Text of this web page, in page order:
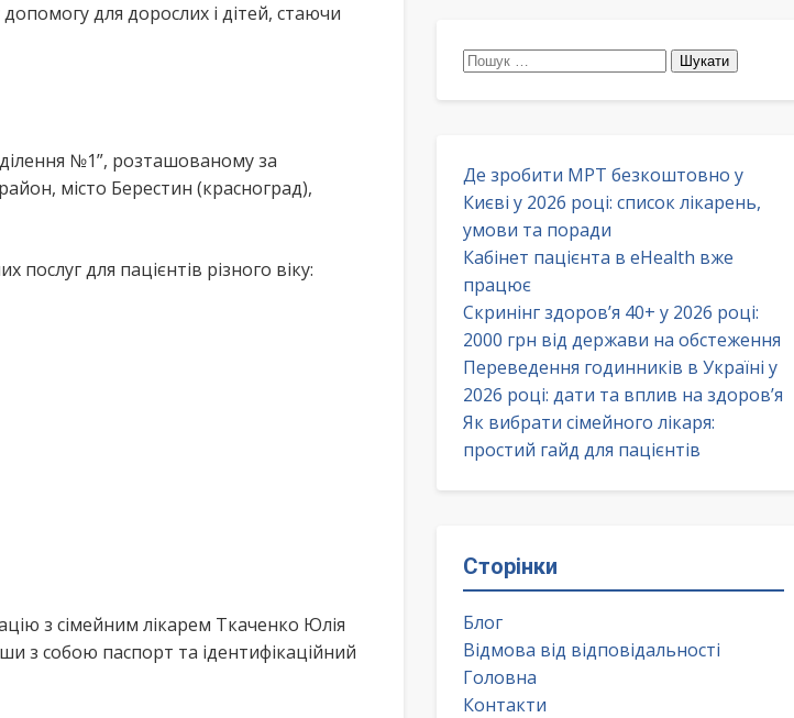
для дорослих і дітей, стаючи
№1”, розташованому за
місто Берестин (красноград),
для пацієнтів різного віку:
з сімейним лікарем Ткаченко Юлія
з собою паспорт та ідентифікаційний
Пошук:
Де зробити МРТ безкоштовно у
Києві у 2026 році: список лікарень,
умови та поради
Кабінет пацієнта в eHealth вже
працює
Скринінг здоров’я 40+ у 2026 році:
2000 грн від держави на обстеження
Переведення годинників в Україні у
2026 році: дати та вплив на здоров’я
Як вибрати сімейного лікаря:
простий гайд для пацієнтів
Сторінки
Блог
Відмова від відповідальності
Головна
Контакти